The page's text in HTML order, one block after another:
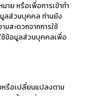
ย หรือเพื่อการเข้าทำ
มูลส่วนบุคคล ท่านยัง
มสะดวกจากการใช้
ช้ข้อมูลส่วนบุคคลเพื่อ
รือเปลี่ยนแปลงตาม